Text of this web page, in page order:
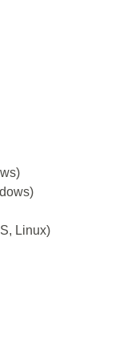
Linux)